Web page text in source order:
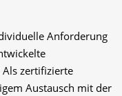
Anforderung
zertifizierte
Austausch mit der